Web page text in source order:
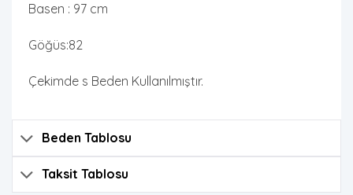
Basen : 97 cm
Göğüs:82
Çekimde s Beden Kullanılmıştır.
Beden Tablosu
Taksit Tablosu